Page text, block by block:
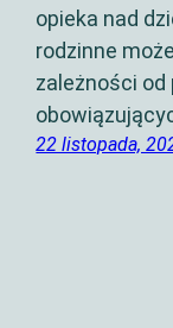
opieka nad
rodzinne
zależności
22 listopada,